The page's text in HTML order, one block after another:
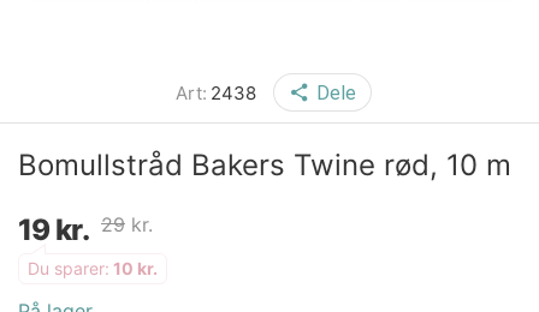
Art: 2438 Dele
Bomullstråd Bakers Twine rød, 10 m
19 kr. 29 kr.
Du sparer: 10 kr.